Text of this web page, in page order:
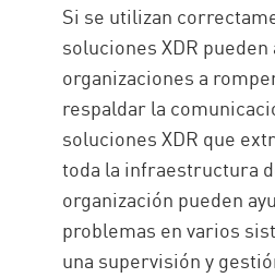
Si se utilizan
soluciones XDR pueden
organizaciones a
respaldar la
soluciones XDR que
toda la infraestructura
organización pueden
problemas en varios
una supervisión y